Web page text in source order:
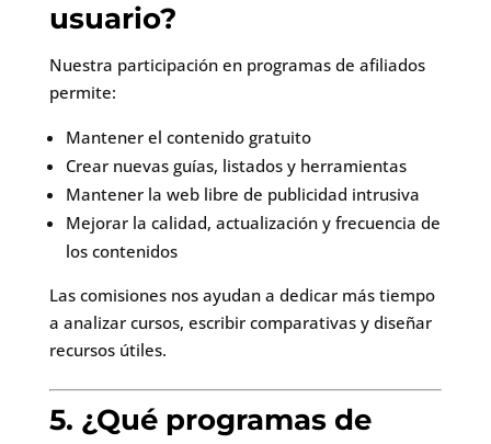
usuario?
Nuestra participación en programas de afiliados
permite:
Mantener el contenido gratuito
Crear nuevas guías, listados y herramientas
Mantener la web libre de publicidad intrusiva
Mejorar la calidad, actualización y frecuencia de
los contenidos
Las comisiones nos ayudan a dedicar más tiempo
a analizar cursos, escribir comparativas y diseñar
recursos útiles.
5. ¿Qué programas de